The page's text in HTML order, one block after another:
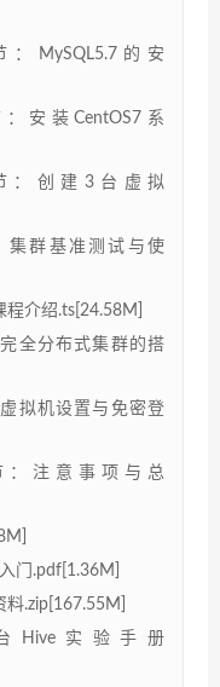
MySQL5.7的安
安装CentOS7系
：创建3台虚拟
集群基准测试与使
介绍.ts[24.58M]
全分布式集群的搭
拟机设置与免密登
：注意事项与总
门.pdf[1.36M]
.zip[167.55M]
Hive实验手册